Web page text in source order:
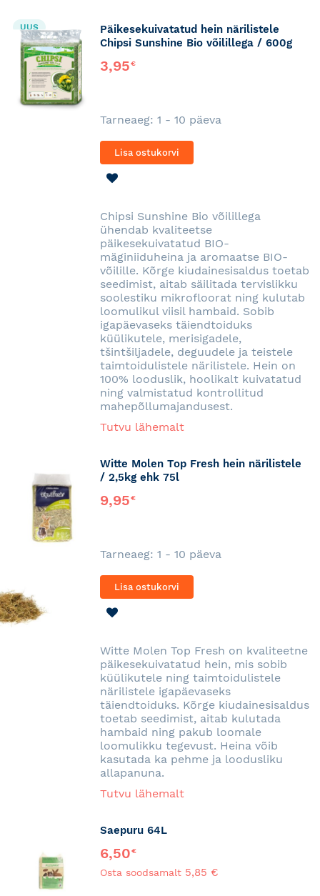
UUS
Päikesekuivatatud hein närilistele
Chipsi Sunshine Bio võilillega / 600g
3,95€
Tarneaeg: 1 - 10 päeva
Lisa ostukorvi
Chipsi Sunshine Bio võilillega
ühendab kvaliteetse
päikesekuivatatud BIO-
mäginiiduheina ja aromaatse BIO-
võilille. Kõrge kiudainesisaldus toetab
seedimist, aitab säilitada tervislikku
soolestiku mikrofloorat ning kulutab
loomulikul viisil hambaid. Sobib
igapäevaseks täiendtoiduks
küülikutele, merisigadele,
tšintšiljadele, deguudele ja teistele
taimtoidulistele närilistele. Hein on
100% looduslik, hoolikalt kuivatatud
ning valmistatud kontrollitud
mahepõllumajandusest.
Tutvu lähemalt
Witte Molen Top Fresh hein närilistele
/ 2,5kg ehk 75l
9,95€
Tarneaeg: 1 - 10 päeva
Lisa ostukorvi
Witte Molen Top Fresh on kvaliteetne
päikesekuivatatud hein, mis sobib
küülikutele ning taimtoidulistele
närilistele igapäevaseks
täiendtoiduks. Kõrge kiudainesisaldus
toetab seedimist, aitab kulutada
hambaid ning pakub loomale
loomulikku tegevust. Heina võib
kasutada ka pehme ja loodusliku
allapanuna.
Tutvu lähemalt
Saepuru 64L
6,50€
Osta soodsamalt 5,85 €